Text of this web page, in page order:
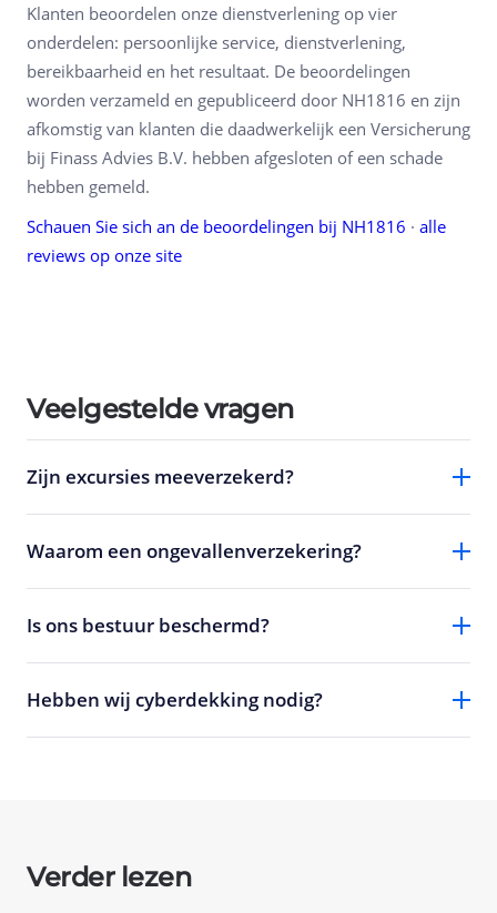
Klanten beoordelen onze dienstverlening op vier
onderdelen: persoonlijke service, dienstverlening,
bereikbaarheid en het resultaat. De beoordelingen
worden verzameld en gepubliceerd door NH1816 en zijn
afkomstig van klanten die daadwerkelijk een Versicherung
bij Finass Advies B.V. hebben afgesloten of een schade
hebben gemeld.
Schauen Sie sich an de beoordelingen bij NH1816 · alle
reviews op onze site
Veelgestelde vragen
Zijn excursies meeverzekerd?
Waarom een ongevallenverzekering?
Is ons bestuur beschermd?
Hebben wij cyberdekking nodig?
Verder lezen